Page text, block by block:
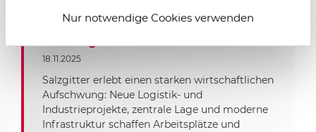
Nur notwendige Cookies verwenden
Salzgitter im Wandel – neue Dynamik
18.11.2025
Salzgitter erlebt einen starken wirtschaftlichen
Aufschwung: Neue Logistik- und
Industrieprojekte, zentrale Lage und moderne
Infrastruktur schaffen Arbeitsplätze und